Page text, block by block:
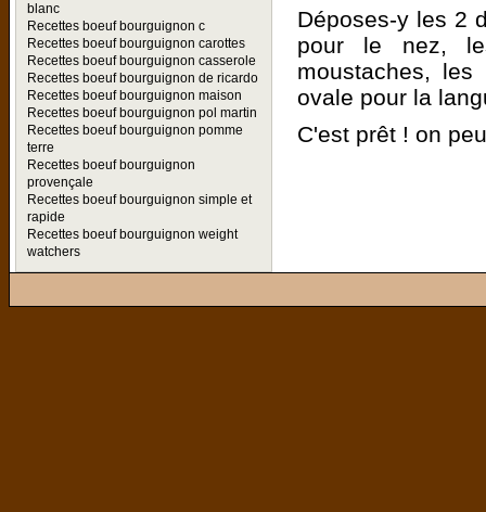
blanc
Recettes boeuf bourguignon c
Recettes boeuf bourguignon carottes
Recettes boeuf bourguignon casserole
Recettes boeuf bourguignon de ricardo
Recettes boeuf bourguignon maison
Recettes boeuf bourguignon pol martin
Recettes boeuf bourguignon pomme
terre
Recettes boeuf bourguignon
provençale
Recettes boeuf bourguignon simple et
rapide
Recettes boeuf bourguignon weight
watchers
Déposes-y les 2
pour le nez,
moustaches,
ovale pour la
C'est prêt ! on